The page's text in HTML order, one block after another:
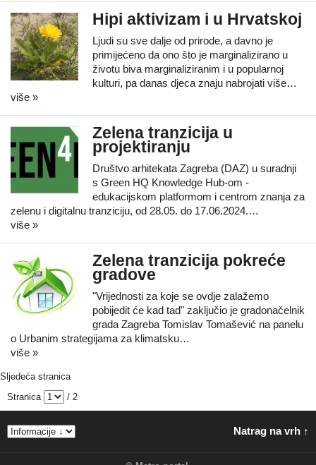
Hipi aktivizam i u Hrvatskoj
Ljudi su sve dalje od prirode, a davno je
primijećeno da ono što je marginalizirano u
životu biva marginaliziranim i u popularnoj
kulturi, pa danas djeca znaju nabrojati više…
više »
Zelena tranzicija u
projektiranju
Društvo arhitekata Zagreba (DAZ) u suradnji
s Green HQ Knowledge Hub-om -
edukacijskom platformom i centrom znanja za
zelenu i digitalnu tranziciju, od 28.05. do 17.06.2024.…
više »
Zelena tranzicija pokreće
gradove
"Vrijednosti za koje se ovdje zalažemo
pobijedit će kad tad" zaključio je gradonačelnik
grada Zagreba Tomislav Tomašević na panelu
o Urbanim strategijama za klimatsku…
više »
Sljedeća stranica
Stranica
/ 2
Natrag na vrh ↑